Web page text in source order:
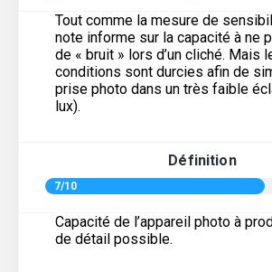
Tout comme la mesure de
note informe sur la capacité à ne
de « bruit » lors d’un cliché. Mais
conditions sont durcies afin de
prise photo dans un très faible
lux).
Définition
7/10
Capacité de l’appareil photo à
de détail possible.